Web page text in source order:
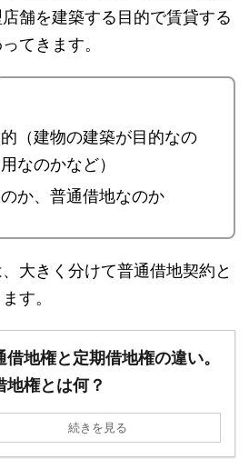
舗を建築する目的で賃貸する
てきます。
（建物の建築が目的なの
なのかなど）
か、普通借地なのか
大きく分けて普通借地契約と
す。
借地権と定期借地権の違い。
地権とは何？
続きを見る